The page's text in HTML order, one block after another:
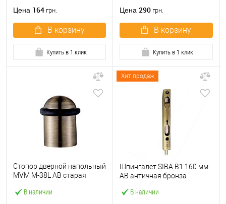
Цена 164 грн.
В корзину
Купить в 1 клик
Цена 290 грн.
В корзину
Купить в 1 клик
В наличии
Стопор дверной напольный
MVM M-38L AB старая
Хит продаж
В наличии
Шпингалет SIBA B1 160 мм
AB античная бронза